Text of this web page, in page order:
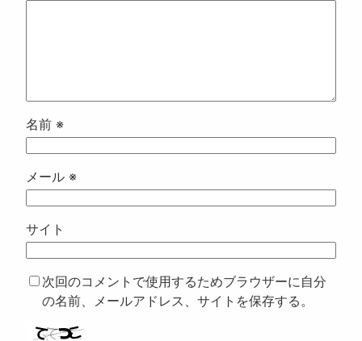
名前 ※
メール ※
サイト
次回のコメントで使用するためブラウザーに自分
の名前、メールアドレス、サイトを保存する。